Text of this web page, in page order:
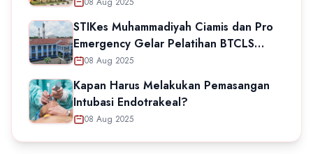
STIKes Muhammadiyah Ciamis dan Pro
Emergency Gelar Pelatihan BTCLS
untuk Mahasiswa Keperawatan
08 Aug 2025
Kapan Harus Melakukan Pemasangan
Intubasi Endotrakeal?
08 Aug 2025